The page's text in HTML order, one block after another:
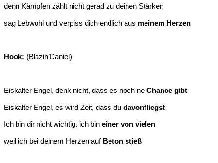
denn Kämpfen zählt nicht gerad zu deinen Stärken
sag Lebwohl und verpiss dich endlich aus meinem Herzen
Hook: (Blazin’Daniel)
Eiskalter Engel, denk nicht, dass es noch ne Chance gibt
Eiskalter Engel, es wird Zeit, dass du davonfliegst
Ich bin dir nicht wichtig, ich bin einer von vielen
weil ich bei deinem Herzen auf Beton stieß